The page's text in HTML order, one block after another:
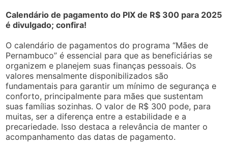
Calendário de pagamento do PIX de R$ 300 para 2025
é divulgado; confira!
O calendário de pagamentos do programa “Mães de
Pernambuco” é essencial para que as beneficiárias se
organizem e planejem suas finanças pessoais. Os
valores mensalmente disponibilizados são
fundamentais para garantir um mínimo de segurança e
conforto, principalmente para mães que sustentam
suas famílias sozinhas. O valor de R$ 300 pode, para
muitas, ser a diferença entre a estabilidade e a
precariedade. Isso destaca a relevância de manter o
acompanhamento das datas de pagamento.